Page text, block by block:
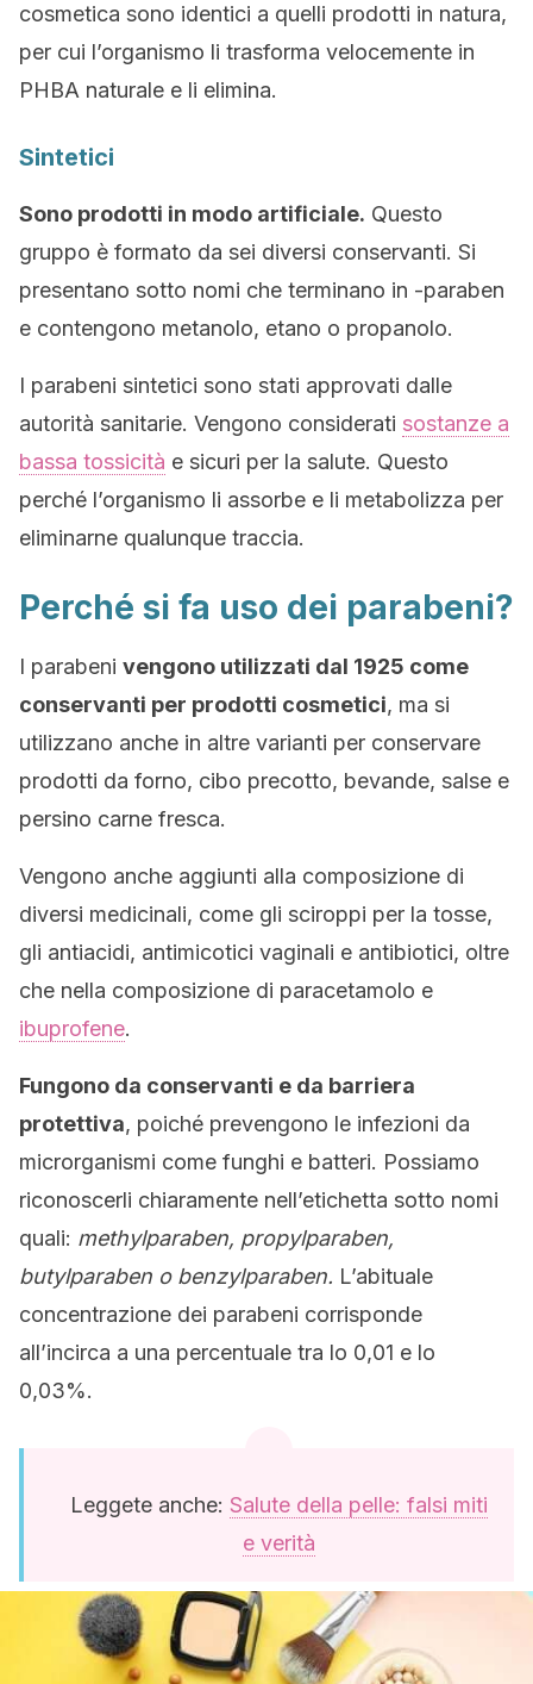
cosmetica sono identici a quelli prodotti in natura,
per cui l’organismo li trasforma velocemente in
PHBA naturale e li elimina.
Sintetici
Sono prodotti in modo artificiale. Questo
gruppo è formato da sei diversi conservanti. Si
presentano sotto nomi che terminano in -paraben
e contengono metanolo, etano o propanolo.
I parabeni sintetici sono stati approvati dalle
autorità sanitarie. Vengono considerati sostanze a
bassa tossicità e sicuri per la salute. Questo
perché l’organismo li assorbe e li metabolizza per
eliminarne qualunque traccia.
Perché si fa uso dei parabeni?
I parabeni vengono utilizzati dal 1925 come
conservanti per prodotti cosmetici, ma si
utilizzano anche in altre varianti per conservare
prodotti da forno, cibo precotto, bevande, salse e
persino carne fresca.
Vengono anche aggiunti alla composizione di
diversi medicinali, come gli sciroppi per la tosse,
gli antiacidi, antimicotici vaginali e antibiotici, oltre
che nella composizione di paracetamolo e
ibuprofene.
Fungono da conservanti e da barriera
protettiva, poiché prevengono le infezioni da
microrganismi come funghi e batteri. Possiamo
riconoscerli chiaramente nell’etichetta sotto nomi
quali: methylparaben, propylparaben,
butylparaben o benzylparaben. L’abituale
concentrazione dei parabeni corrisponde
all’incirca a una percentuale tra lo 0,01 e lo
0,03%.
Leggete anche: Salute della pelle: falsi miti
e verità